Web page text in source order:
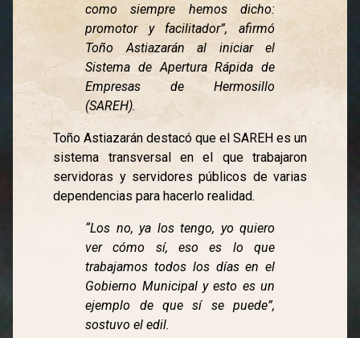
como siempre hemos dicho:
promotor y facilitador”, afirmó
Toño Astiazarán al iniciar el
Sistema de Apertura Rápida de
Empresas de Hermosillo
(SAREH).
Toño Astiazarán destacó que el SAREH es un
sistema transversal en el que trabajaron
servidoras y servidores públicos de varias
dependencias para hacerlo realidad.
“Los no, ya los tengo, yo quiero
ver cómo sí, eso es lo que
trabajamos todos los días en el
Gobierno Municipal y esto es un
ejemplo de que sí se puede”,
sostuvo el edil.